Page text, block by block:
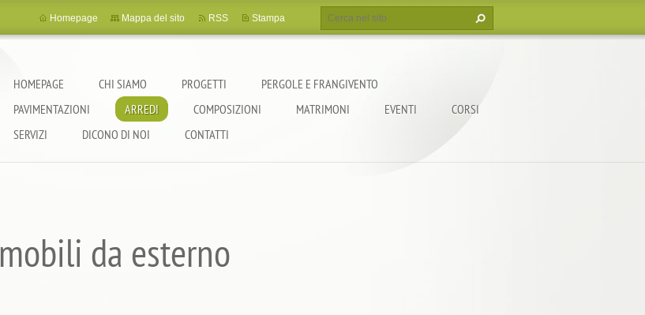
HOMEPAGE CHI SIAMO PROGETTI
PERGOLE E FRANGIVENTO
PAVIMENTAZIONI
ARREDI COMPOSIZIONI MATRIMONI EVENTI
CORSI
SERVIZI
DICONO DI NOI CONTATTI
Homepage Mappa del sito RSS Stampa
mobili da esterno